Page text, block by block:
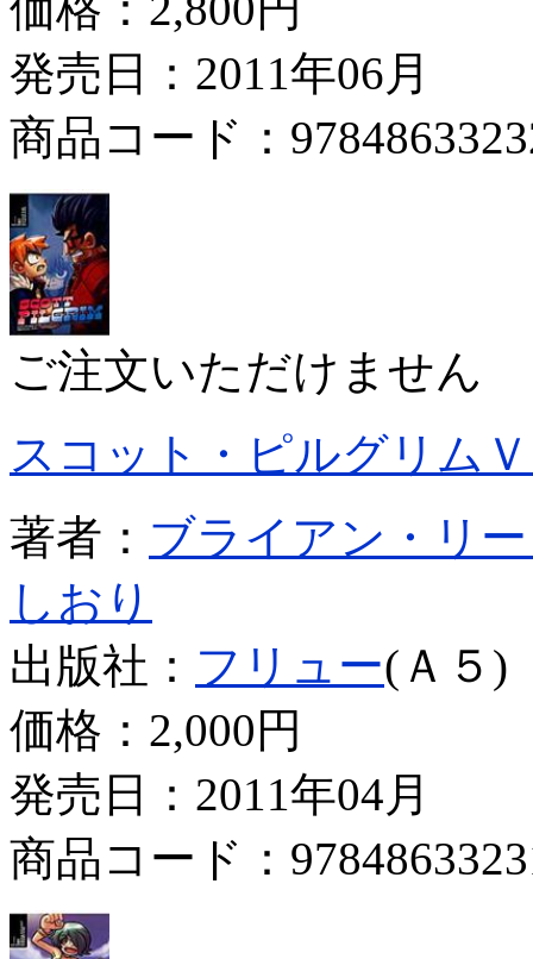
発売日：2011年06月
商品コード：
ご注文いただけません
スコット・ピルグリム
著者： ブライアン・リ
しおり
出版社： フリュー(Ａ５)
価格： 2,000円
発売日：2011年04月
商品コード：